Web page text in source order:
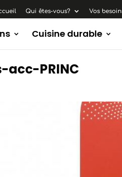
Qui êtes-vous? Vos
Cuisine durable
PRINC